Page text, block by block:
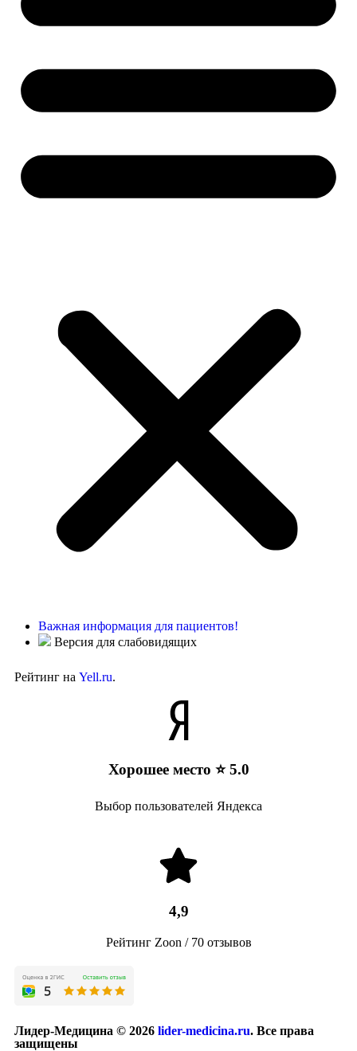
Важная информация для пациентов!
Версия для слабовидящих
Рейтинг на Yell.ru.
Хорошее место ⭐ 5.0
Выбор пользователей Яндекса
4,9
Рейтинг Zoon / 70 отзывов
Лидер-Медицина © 2026 lider-medicina.ru. Все права
защищены